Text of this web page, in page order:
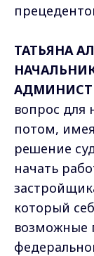
ТАТЬЯНА
вопрос для
потом,
решение
начать
который
возможные